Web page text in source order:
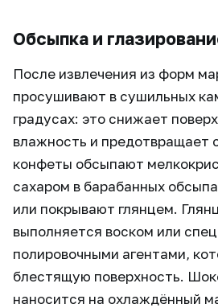
Обсыпка и
После извлечения из форм
просушивают в сушильных
градусах: это снижает
влажность и предотвращает
конфеты обсыпают
сахаром в барабанных
или покрывают глянцем.
выполняется воском или
полировочными агентами,
блестящую поверхность.
наносится на охлаждённый